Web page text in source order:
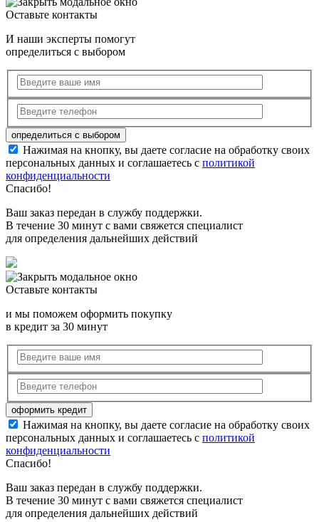
Оставьте контакты
И наши эксперты помогут
определиться с выбором
Нажимая на кнопку, вы даете согласие на обработку своих
персональных данных и соглашаетесь с политикой
конфиденциальности
Спасибо!
Ваш заказ передан в службу поддержки.
В течение 30 минут с вами свяжется специалист
для определения дальнейших действий
Оставьте контакты
и мы поможем оформить покупку
в кредит за 30 минут
Нажимая на кнопку, вы даете согласие на обработку своих
персональных данных и соглашаетесь с политикой
конфиденциальности
Спасибо!
Ваш заказ передан в службу поддержки.
В течение 30 минут с вами свяжется специалист
для определения дальнейших действий